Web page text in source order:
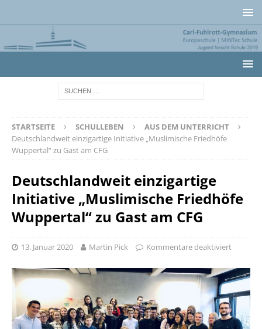
STARTSEITE SCHULLEBEN
AUS DEM UNTERRICHT
Deutschlandweit einzigartige Initiative „Muslimische Friedhöfe
Wuppertal“ zu Gast am CFG
Deutschlandweit einzigartige
Initiative „Muslimische Friedhöfe
Wuppertal“ zu Gast am CFG
13. Januar 2020 Martin Pick Kommentare deaktiviert